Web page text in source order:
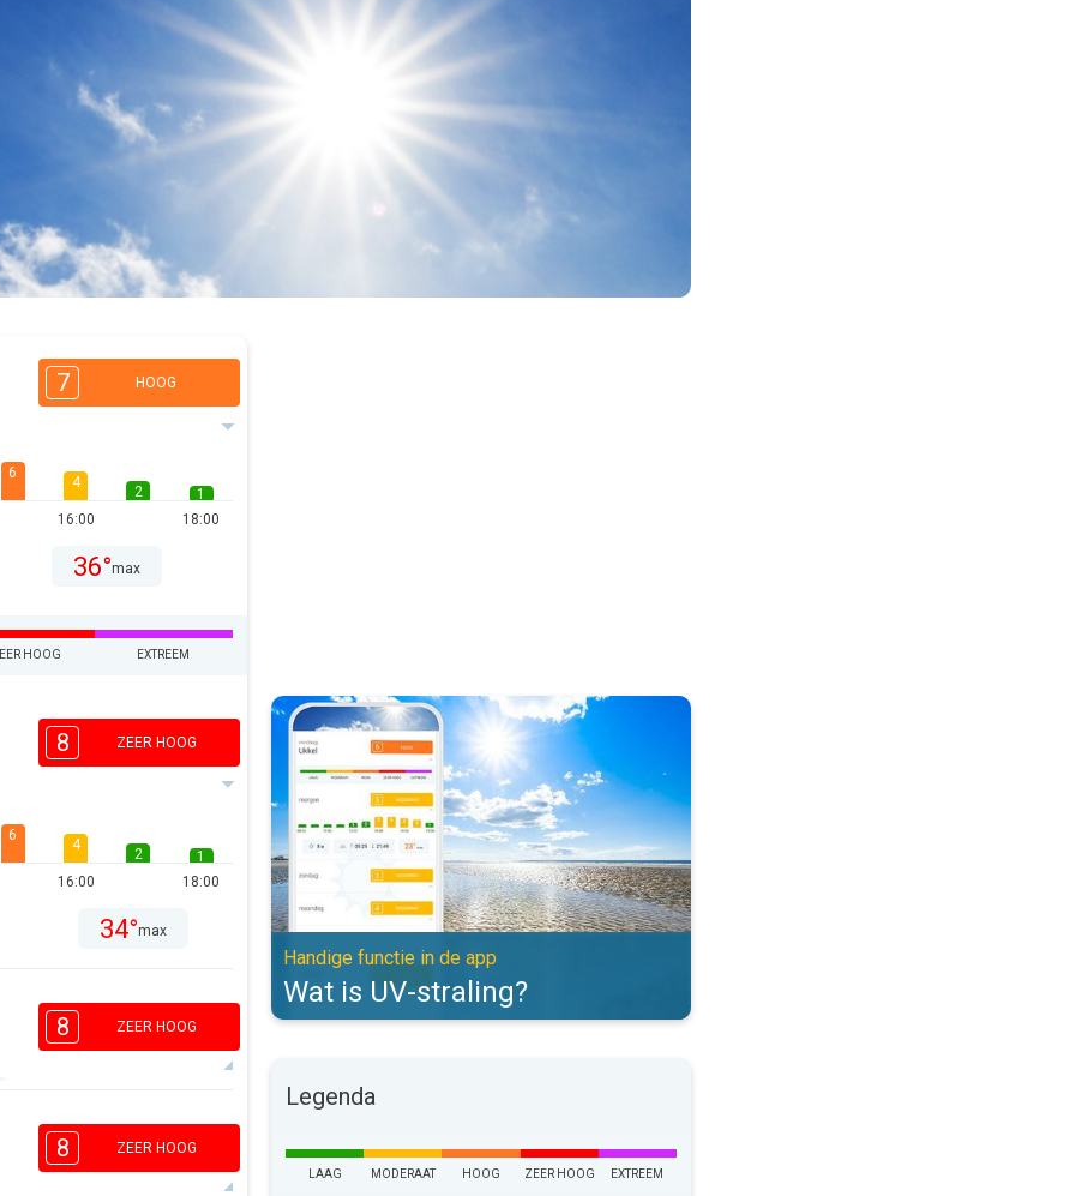
7 HOOG
6
4
16:00
2
1
18:00
36°max
HOOG EXTREEM
8 ZEER HOOG
6
4
16:00
2
1
18:00
34°max
8 ZEER HOOG
5
16:00
8 ZEER HOOG
Wat is UV-straling?. Handige functie in de app. . .
Handige functie in de app
Wat is UV-straling?
Legenda
LAAG MODERAAT HOOG ZEER HOOG EXTREEM